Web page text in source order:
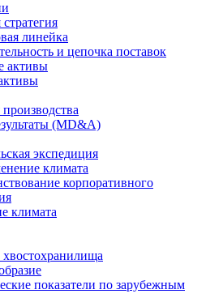
линейка
и цепочка поставок
активы
(MD&A)
экспедиция
климата
корпоративного
климата
показатели по зарубежным